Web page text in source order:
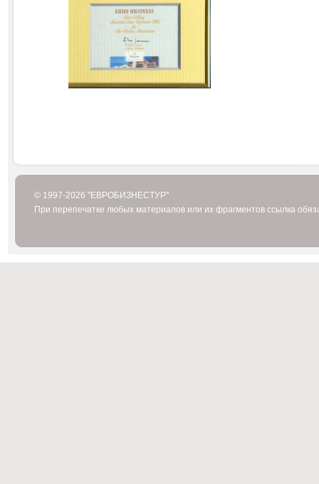
© 1997-2026 "ЕВРОБИЗНЕСТУР"
При перепечатке любых материалов или их фрагментов ссылка